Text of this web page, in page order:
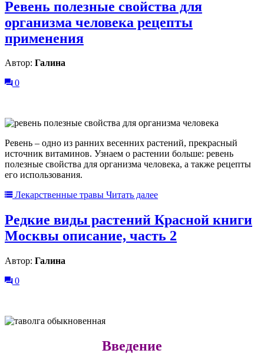
Ревень полезные свойства для
организма человека рецепты
применения
Автор: Галина
0
Ревень – одно из ранних весенних растений, прекрасный
источник витаминов. Узнаем о растении больше: ревень
полезные свойства для организма человека, а также рецепты
его использования.
Лекарственные травы Читать далее
Редкие виды растений Красной книги
Москвы описание, часть 2
Автор: Галина
0
Введение